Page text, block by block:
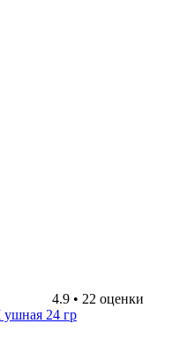
4.9 • 22 оценки
24 гр